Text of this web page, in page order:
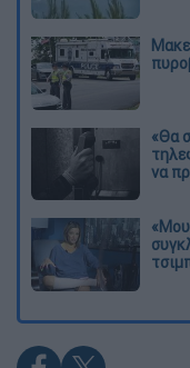
«Θα
να